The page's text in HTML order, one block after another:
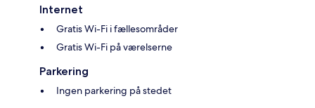
Internet
Gratis Wi-Fi i fællesområder
Gratis Wi-Fi på værelserne
Parkering
Ingen parkering på stedet